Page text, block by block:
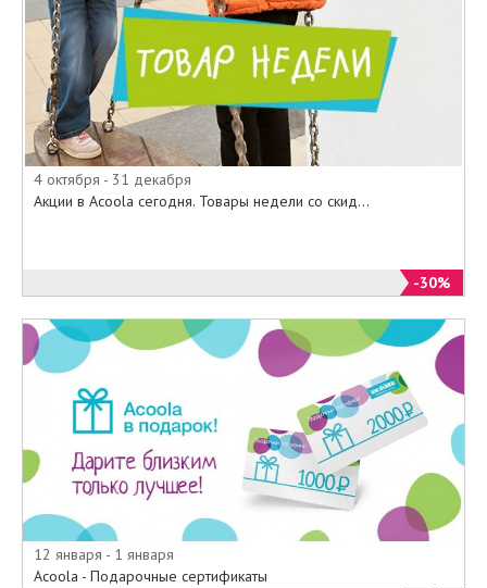
дисконтной карты.
Источник:
https://acoolakids.ru/podarochnie-
sertifikati
4 октября - 31 декабря
Акции в Acoola сегодня. Товары недели со скид...
-30%
12 января - 1 января
Acoola - Подарочные сертификаты